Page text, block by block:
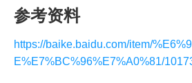
参考资料
https://baike.baidu.com/item/
E%E7%BC%96%E7%A0%81/